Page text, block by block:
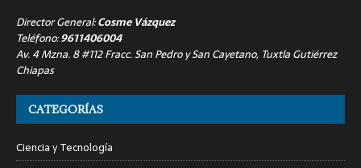
Director General:Cosme Vázquez
Teléfono:9611406004
Av. 4 Mzna. 8 #112 Fracc. San Pedro y San Cayetano, Tuxtla Gutiérrez
Chiapas
CATEGORÍAS
Ciencia y Tecnología